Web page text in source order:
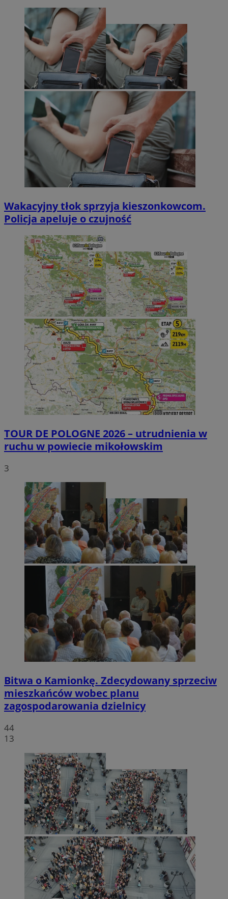
Wakacyjny tłok sprzyja kieszonkowcom.
Policja apeluje o czujność
TOUR DE POLOGNE 2026 – utrudnienia w
ruchu w powiecie mikołowskim
3
Bitwa o Kamionkę. Zdecydowany sprzeciw
mieszkańców wobec planu
zagospodarowania dzielnicy
44
13